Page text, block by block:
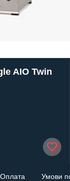
AIO Twin
Оплата Умови